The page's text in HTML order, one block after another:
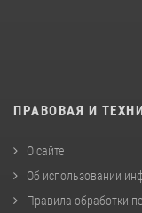
ПРАВОВАЯ И
О сайте
Об использовании
Правила обработки